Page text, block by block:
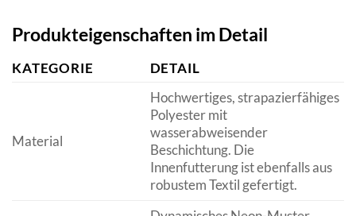
Produkteigenschaften im Detail
KATEGORIE DETAIL
Material
Hochwertiges, strapazierfähiges
Polyester mit
wasserabweisender
Beschichtung. Die
Innenfutterung ist ebenfalls aus
robustem Textil gefertigt.